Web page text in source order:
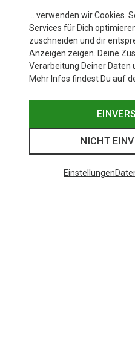
… verwenden wir Cookies.
Services für Dich
zuschneiden und dir
Anzeigen zeigen. Deine
Verarbeitung Deiner Daten
Mehr Infos findest Du auf
NICHT
Einstellungen